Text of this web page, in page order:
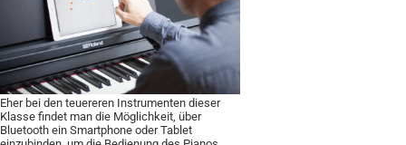
Eher bei den teuereren Instrumenten dieser
Klasse findet man die Möglichkeit, über
Bluetooth ein Smartphone oder Tablet